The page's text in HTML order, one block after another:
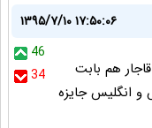
۱۳۹۵/۷/۱۰ ۱۷:۵۰:۰۶
46
34
هم بابت
و انگلیس جایزه